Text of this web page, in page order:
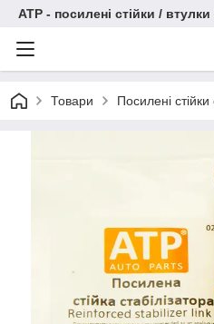
АТР - посилені стійки / втулки
Товари Посилені стійки